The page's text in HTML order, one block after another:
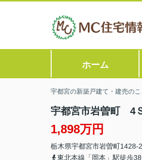
ホーム
宇都宮の新築戸建て・建売の
宇都宮市岩曽町 4
1,898万円
栃木県宇都宮市岩曽町1428-
東北本線「岡本」駅徒歩